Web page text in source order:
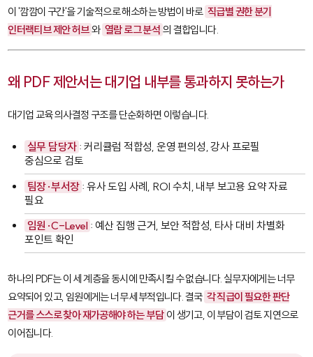
이 '깜깜이 구간'을 기술적으로 해소하는 방법이 바로 직급별 권한 분기
인터랙티브 제안 허브와 열람 로그 분석 의 결합입니다.
왜 PDF 제안서는 대기업 내부를 통과하지 못하는가
대기업 교육 의사결정 구조를 단순화하면 이렇습니다.
실무 담당자 : 커리큘럼 적합성, 운영 편의성, 강사 프로필
중심으로 검토
팀장·부서장 : 유사 도입 사례, ROI 수치, 내부 보고용 요약 자료
필요
임원·C-Level : 예산 집행 근거, 보안 적합성, 타사 대비 차별화
포인트 확인
하나의 PDF는 이 세 계층을 동시에 만족시킬 수 없습니다. 실무자에게는 너무
요약되어 있고, 임원에게는 너무 세부적입니다. 결국 각 직급이 필요한 판단
근거를 스스로 찾아 재가공해야 하는 부담 이 생기고, 이 부담이 검토 지연으로
이어집니다.